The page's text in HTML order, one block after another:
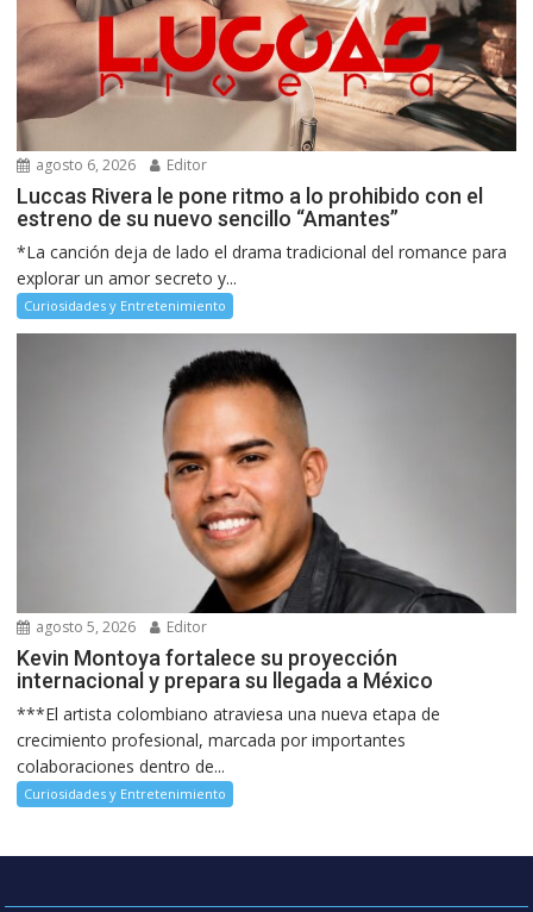
agosto 6, 2026 Editor
Luccas Rivera le pone ritmo a lo prohibido con el
estreno de su nuevo sencillo “Amantes”
*La canción deja de lado el drama tradicional del romance para
explorar un amor secreto y...
Curiosidades y Entretenimiento
agosto 5, 2026 Editor
Kevin Montoya fortalece su proyección
internacional y prepara su llegada a México
***El artista colombiano atraviesa una nueva etapa de
crecimiento profesional, marcada por importantes
colaboraciones dentro de...
Curiosidades y Entretenimiento